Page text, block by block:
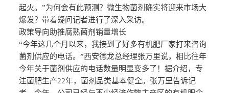
起火。”为何会有此预测？微生物菌剂确实将迎来市场大
爆发？带着疑问记者进行了深入采访。
政策导向助推腐熟菌剂销量增长
“今年这几个月以来，我接到了好多有机肥厂家打来咨询
菌剂供应的电话。”西安德龙总经理张万里说，相比往年
今年关于菌剂供应的电话数量明显变多了！据介绍，专
注菌肥生产22年，菌剂品类基本健全。张万里告诉记